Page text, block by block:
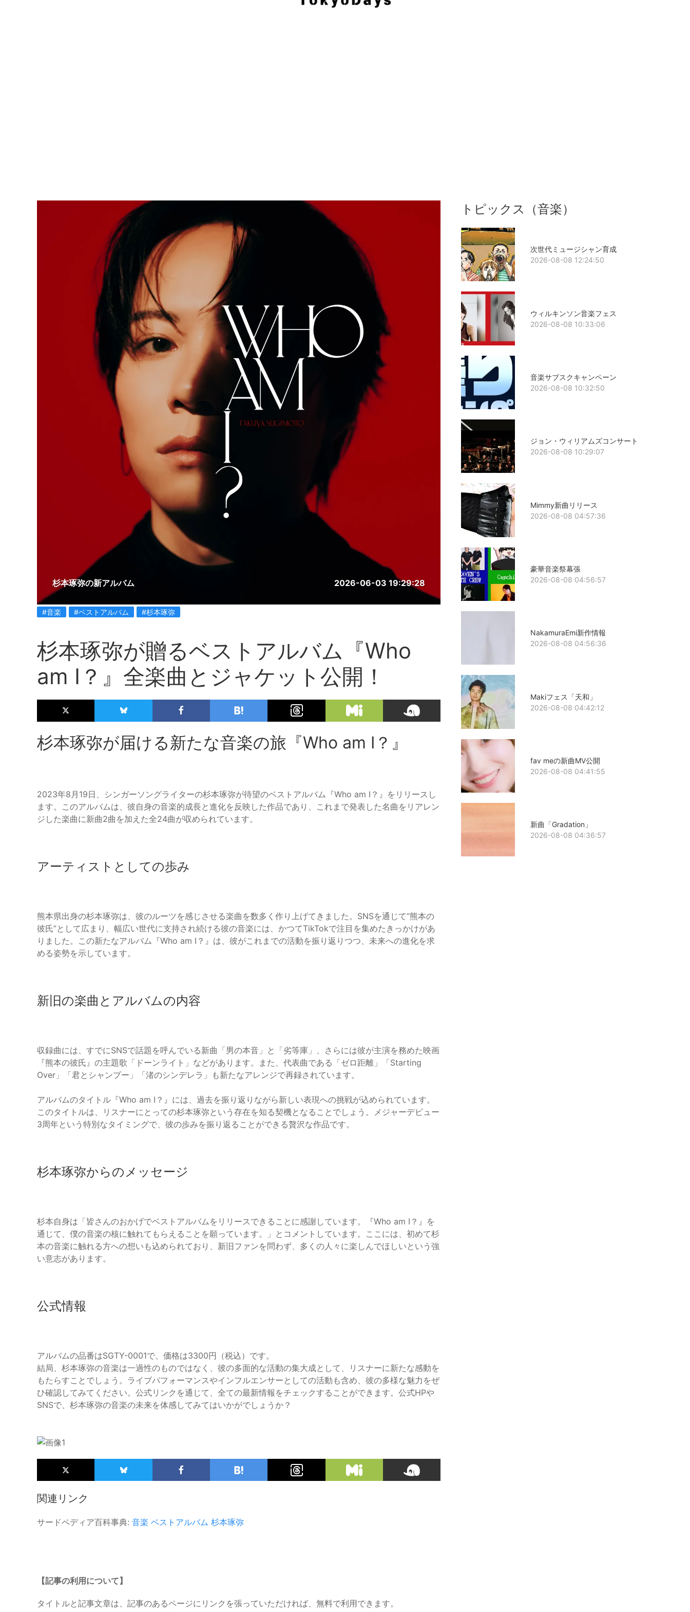
杉本琢弥の新アルバム 2026-06-03 19:29:28
#音楽 #ベストアルバム #杉本琢弥
杉本琢弥が贈るベストアルバム『Who
am I？』全楽曲とジャケット公開！
杉本琢弥が届ける新たな音楽の旅『Who am I？』
2023年8月19日、シンガーソングライターの杉本琢弥が待望のベストアルバム『Who am I？』をリリースし
ます。このアルバムは、彼自身の音楽的成長と進化を反映した作品であり、これまで発表した名曲をリアレン
ジした楽曲に新曲2曲を加えた全24曲が収められています。
アーティストとしての歩み
熊本県出身の杉本琢弥は、彼のルーツを感じさせる楽曲を数多く作り上げてきました。SNSを通じて“熊本の
彼氏”として広まり、幅広い世代に支持され続ける彼の音楽には、かつてTikTokで注目を集めたきっかけがあ
りました。この新たなアルバム『Who am I？』は、彼がこれまでの活動を振り返りつつ、未来への進化を求
める姿勢を示しています。
新旧の楽曲とアルバムの内容
収録曲には、すでにSNSで話題を呼んでいる新曲「男の本音」と「劣等庫」、さらには彼が主演を務めた映画
『熊本の彼氏』の主題歌「ドーンライト」などがあります。また、代表曲である「ゼロ距離」「Starting
Over」「君とシャンプー」「渚のシンデレラ」も新たなアレンジで再録されています。
アルバムのタイトル『Who am I？』には、過去を振り返りながら新しい表現への挑戦が込められています。
このタイトルは、リスナーにとっての杉本琢弥という存在を知る契機となることでしょう。メジャーデビュー
3周年という特別なタイミングで、彼の歩みを振り返ることができる贅沢な作品です。
杉本琢弥からのメッセージ
杉本自身は「皆さんのおかげでベストアルバムをリリースできることに感謝しています。『Who am I？』を
通じて、僕の音楽の核に触れてもらえることを願っています。」とコメントしています。ここには、初めて杉
本の音楽に触れる方への想いも込められており、新旧ファンを問わず、多くの人々に楽しんでほしいという強
い意志があります。
公式情報
アルバムの品番はSGTY-0001で、価格は3300円（税込）です。
結局、杉本琢弥の音楽は一過性のものではなく、彼の多面的な活動の集大成として、リスナーに新たな感動を
もたらすことでしょう。ライブパフォーマンスやインフルエンサーとしての活動も含め、彼の多様な魅力をぜ
ひ確認してみてください。公式リンクを通じて、全ての最新情報をチェックすることができます。公式HPや
SNSで、杉本琢弥の音楽の未来を体感してみてはいかがでしょうか？
関連リンク
サードペディア百科事典: 音楽 ベストアルバム 杉本琢弥
トピックス（音楽）
次世代ミュージシャン育成
2026-08-08 12:24:50
ウィルキンソン音楽フェス
2026-08-08 10:33:06
音楽サブスクキャンペーン
2026-08-08 10:32:50
ジョン・ウィリアムズコンサート
2026-08-08 10:29:07
Mimmy新曲リリース
2026-08-08 04:57:36
豪華音楽祭幕張
2026-08-08 04:56:57
NakamuraEmi新作情報
2026-08-08 04:56:36
Makiフェス「天和」
2026-08-08 04:42:12
fav meの新曲MV公開
2026-08-08 04:41:55
新曲「Gradation」
2026-08-08 04:36:57
【記事の利用について】
タイトルと記事文章は、記事のあるページにリンクを張っていただければ、無料で利用できます。